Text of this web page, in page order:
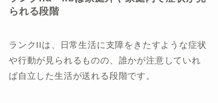
られる段階
ランクIIは、日常生活に支障をきたすような症状
や行動が見られるものの、誰かが注意していれ
ば自立した生活が送れる段階です。